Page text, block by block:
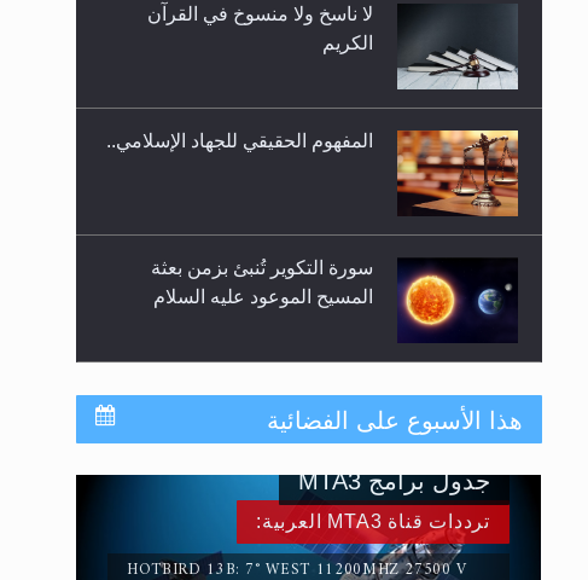
هل يجوز فتح مشروع كوافير نسائي
للمحجبات وغير المحجبات؟
لا ناسخ ولا منسوخ في القرآن
الكريم
المفهوم الحقيقي للجهاد الإسلامي..
سورة التكوير تُنبئ بزمن بعثة
المسيح الموعود عليه السلام
حقيقة المسيح الدجال
القرآن قاضٍ وحكمٌ على السنة
ومهيمنٌ عليها.. ليس العكس
هذا الأسبوع على الفضائية
ترددات قناة MTA3 العربية:
HOTBIRD 13B: 7° WEST 11200MHZ 27500 V
جدول برامج MTA3